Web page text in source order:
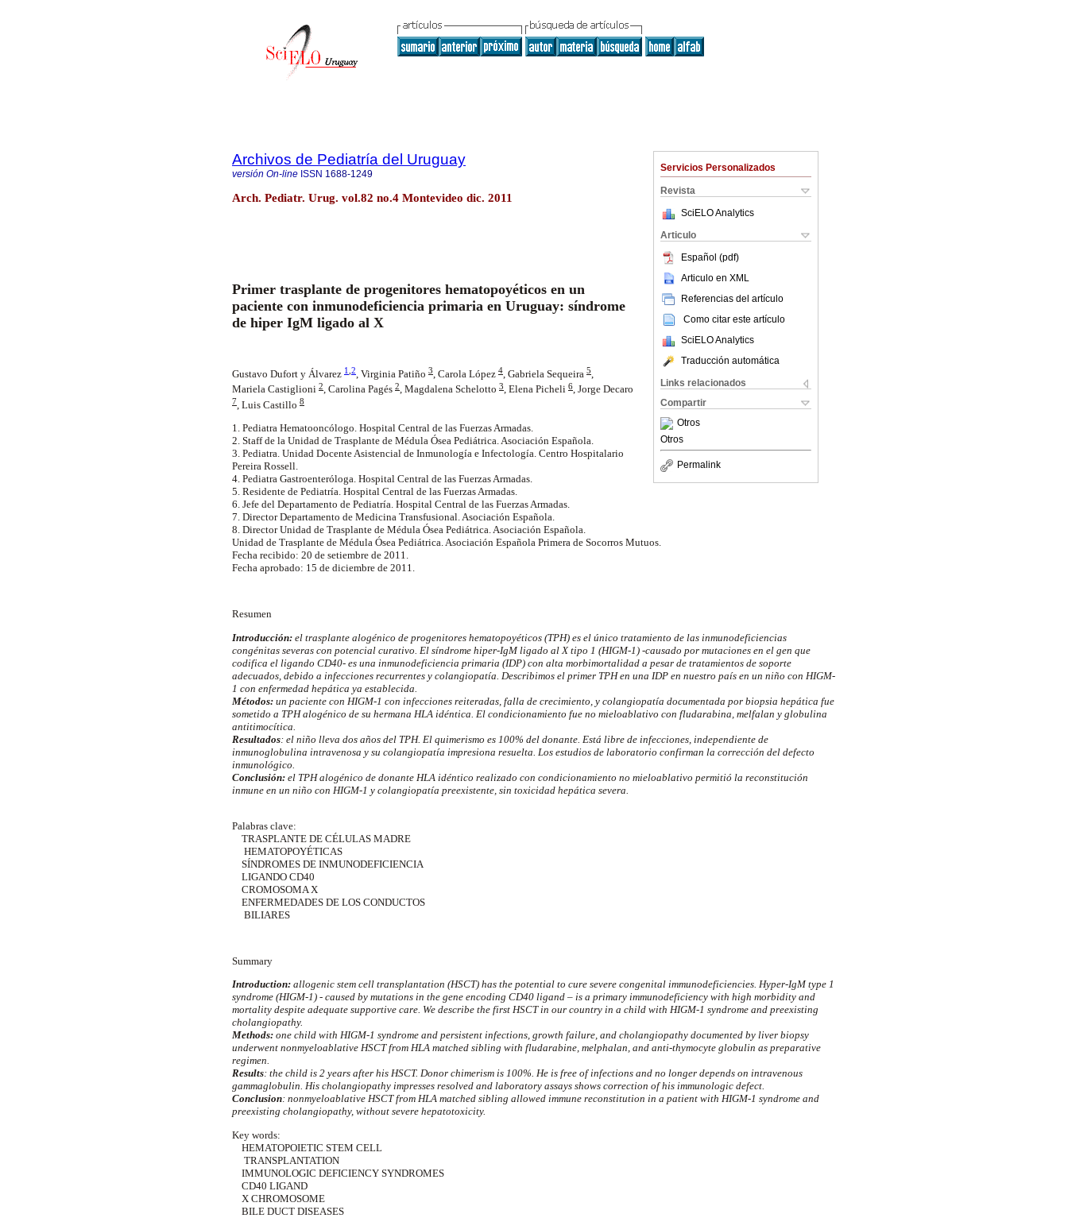
Servicios Personalizados
Revista
SciELO Analytics
Articulo
Español (pdf)
Articulo en XML
Referencias del artículo
Como citar este artículo
SciELO Analytics
Traducción automática
Links relacionados
Compartir
Otros
Otros
Permalink
Archivos de Pediatría del Uruguay
versión On-line ISSN 1688-1249
Arch. Pediatr. Urug. vol.82 no.4 Montevideo dic. 2011
Primer trasplante de progenitores hematopoyéticos en un
paciente con inmunodeficiencia primaria en Uruguay: síndrome
de hiper IgM ligado al X
Gustavo Dufort y Álvarez 1 2, Virginia Patiño 3, Carola López 4, Gabriela Sequeira 5,
Mariela Castiglioni 2, Carolina Pagés 2, Magdalena Schelotto 3, Elena Picheli 6, Jorge Decaro
7 , Luis Castillo 8
1. Pediatra Hematooncólogo. Hospital Central de las Fuerzas Armadas.
2. Staff de la Unidad de Trasplante de Médula Ósea Pediátrica. Asociación Española.
3. Pediatra. Unidad Docente Asistencial de Inmunología e Infectología. Centro Hospitalario
Pereira Rossell.
4. Pediatra Gastroenteróloga. Hospital Central de las Fuerzas Armadas.
5. Residente de Pediatría. Hospital Central de las Fuerzas Armadas.
6. Jefe del Departamento de Pediatría. Hospital Central de las Fuerzas Armadas.
7. Director Departamento de Medicina Transfusional. Asociación Española.
8. Director Unidad de Trasplante de Médula Ósea Pediátrica. Asociación Española.
Unidad de Trasplante de Médula Ósea Pediátrica. Asociación Española Primera de Socorros Mutuos.
Fecha recibido: 20 de setiembre de 2011.
Fecha aprobado: 15 de diciembre de 2011.
Resumen
Introducción: el trasplante alogénico de progenitores hematopoyéticos (TPH) es el único tratamiento de las inmunodeficiencias
congénitas severas con potencial curativo. El síndrome hiper-IgM ligado al X tipo 1 (HIGM-1) -causado por mutaciones en el gen que
codifica el ligando CD40- es una inmunodeficiencia primaria (IDP) con alta morbimortalidad a pesar de tratamientos de soporte
adecuados, debido a infecciones recurrentes y colangiopatía. Describimos el primer TPH en una IDP en nuestro país en un niño con HIGM-
1 con enfermedad hepática ya establecida.
Métodos: un paciente con HIGM-1 con infecciones reiteradas, falla de crecimiento, y colangiopatía documentada por biopsia hepática fue
sometido a TPH alogénico de su hermana HLA idéntica. El condicionamiento fue no mieloablativo con fludarabina, melfalan y globulina
antitimocítica.
Resultados: el niño lleva dos años del TPH. El quimerismo es 100% del donante. Está libre de infecciones, independiente de
inmunoglobulina intravenosa y su colangiopatía impresiona resuelta. Los estudios de laboratorio confirman la corrección del defecto
inmunológico.
Conclusión: el TPH alogénico de donante HLA idéntico realizado con condicionamiento no mieloablativo permitió la reconstitución
inmune en un niño con HIGM-1 y colangiopatía preexistente, sin toxicidad hepática severa.
Palabras clave:
TRASPLANTE DE CÉLULAS MADRE
HEMATOPOYÉTICAS
SÍNDROMES DE INMUNODEFICIENCIA
LIGANDO CD40
CROMOSOMA X
ENFERMEDADES DE LOS CONDUCTOS
BILIARES
Summary
Introduction: allogenic stem cell transplantation (HSCT) has the potential to cure severe congenital immunodeficiencies. Hyper-IgM type 1
syndrome (HIGM-1) - caused by mutations in the gene encoding CD40 ligand – is a primary immunodeficiency with high morbidity and
mortality despite adequate supportive care. We describe the first HSCT in our country in a child with HIGM-1 syndrome and preexisting
cholangiopathy.
Methods: one child with HIGM-1 syndrome and persistent infections, growth failure, and cholangiopathy documented by liver biopsy
underwent nonmyeloablative HSCT from HLA matched sibling with fludarabine, melphalan, and anti-thymocyte globulin as preparative
regimen.
Results: the child is 2 years after his HSCT. Donor chimerism is 100%. He is free of infections and no longer depends on intravenous
gammaglobulin. His cholangiopathy impresses resolved and laboratory assays shows correction of his immunologic defect.
Conclusion: nonmyeloablative HSCT from HLA matched sibling allowed immune reconstitution in a patient with HIGM-1 syndrome and
preexisting cholangiopathy, without severe hepatotoxicity.
Key words:
HEMATOPOIETIC STEM CELL
TRANSPLANTATION
IMMUNOLOGIC DEFICIENCY SYNDROMES
CD40 LIGAND
X CHROMOSOME
BILE DUCT DISEASES